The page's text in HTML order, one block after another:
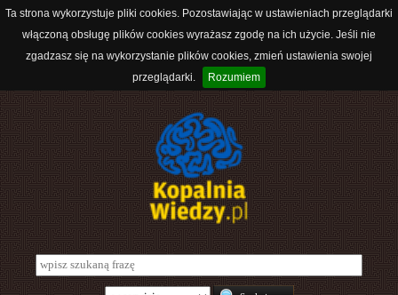
Ta strona wykorzystuje pliki cookies. Pozostawiając w ustawieniach przeglądarki
włączoną obsługę plików cookies wyrażasz zgodę na ich użycie. Jeśli nie
zgadzasz się na wykorzystanie plików cookies, zmień ustawienia swojej
przeglądarki.
Rozumiem